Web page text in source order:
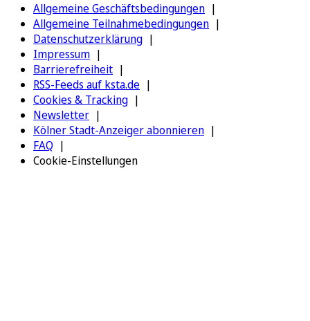
Allgemeine Geschäftsbedingungen
Allgemeine Teilnahmebedingungen
Datenschutzerklärung
Impressum
Barrierefreiheit
RSS-Feeds auf ksta.de
Cookies & Tracking
Newsletter
Kölner Stadt-Anzeiger abonnieren
FAQ
Cookie-Einstellungen